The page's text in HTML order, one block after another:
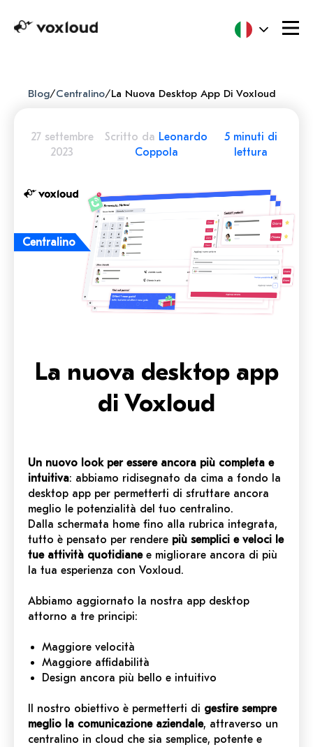
Blog/Centralino/La Nuova Desktop App Di Voxloud
27 settembre
2023
Scritto da Leonardo
Coppola
5 minuti di
lettura
Centralino
La nuova desktop app
di Voxloud
Un nuovo look per essere ancora più completa e
intuitiva: abbiamo ridisegnato da cima a fondo la
desktop app per permetterti di sfruttare ancora
meglio le potenzialità del tuo centralino.
Dalla schermata home fino alla rubrica integrata,
tutto è pensato per rendere più semplici e veloci le
tue attività quotidiane e migliorare ancora di più
la tua esperienza con Voxloud.
Abbiamo aggiornato la nostra app desktop
attorno a tre principi:
Maggiore velocità
Maggiore affidabilità
Design ancora più bello e intuitivo
Il nostro obiettivo è permetterti di gestire sempre
meglio la comunicazione aziendale, attraverso un
centralino in cloud che sia semplice, potente e